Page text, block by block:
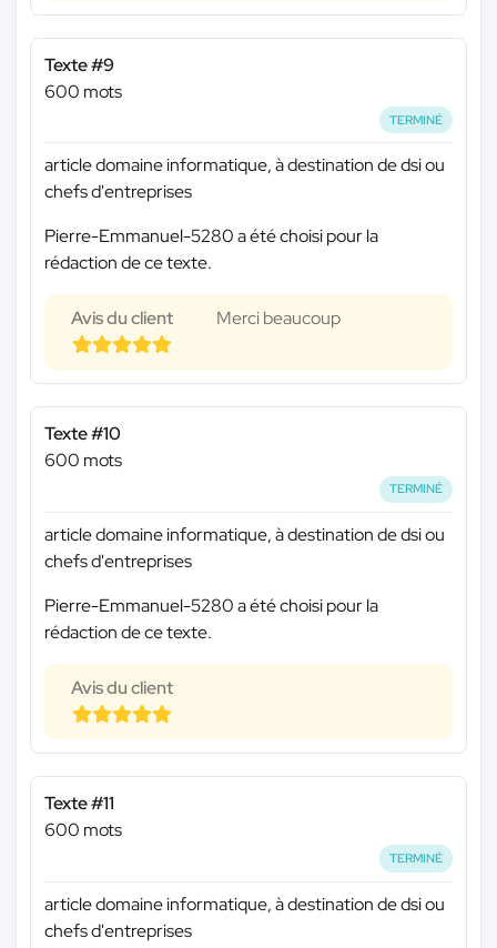
Texte #9
600 mots
TERMINÉ
article domaine informatique, à destination de dsi ou
chefs d'entreprises
Pierre-Emmanuel-5280 a été choisi pour la
rédaction de ce texte.
Avis du client Merci beaucoup
Texte #10
600 mots
TERMINÉ
article domaine informatique, à destination de dsi ou
chefs d'entreprises
Pierre-Emmanuel-5280 a été choisi pour la
rédaction de ce texte.
Avis du client
Texte #11
600 mots
TERMINÉ
article domaine informatique, à destination de dsi ou
chefs d'entreprises